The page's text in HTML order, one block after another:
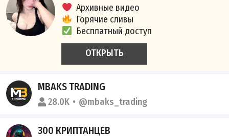
Архивные видео
Горячие сливы
Бесплатный доступ
ОТКРЫТЬ
MBAKS TRADING
28.0K @mbaks_trading
300 КРИПТАНЦЕВ